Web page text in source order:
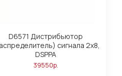
D6571 Дистрибьютор
сигнала 2х8,
DSPPA
39550р.